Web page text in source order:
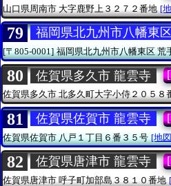
山口県周南市 大字鹿野上３２７２番地 [
79 福岡県北九州市八幡東
[〒805-0001] 福岡県北九州市八幡東区荒
80 佐賀県多久市 龍雲寺
佐賀県多久市北多久町大字小侍２０５８
81 佐賀県佐賀市 龍雲寺
佐賀県佐賀市八戸１丁目６番３５号 [地
82 佐賀県唐津市 龍雲寺
佐賀県唐津市 呼子町加部島３８１０番地